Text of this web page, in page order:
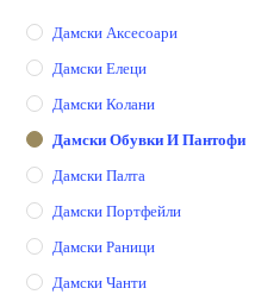
Дамски Аксесоари
Дамски Елеци
Дамски Колани
Дамски Обувки И Пантофи
Дамски Палта
Дамски Портфейли
Дамски Раници
Дамски Чанти